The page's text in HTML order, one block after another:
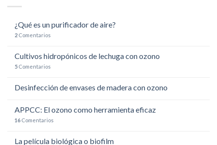
¿Qué es un purificador de aire?
2 Comentarios
Cultivos hidropónicos de lechuga con ozono
5 Comentarios
Desinfección de envases de madera con ozono
APPCC: El ozono como herramienta eficaz
16 Comentarios
La película biológica o biofilm